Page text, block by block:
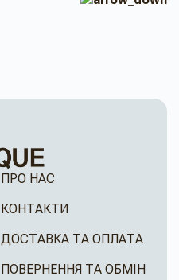
ПРО НАС
КОНТАКТИ
ДОСТАВКА ТА ОПЛАТА
ПОВЕРНЕННЯ ТА ОБМІН